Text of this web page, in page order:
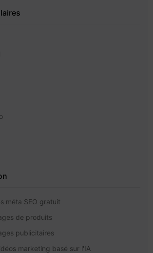
méta SEO gratuit
de produits
publicitaires
marketing basé sur l'IA